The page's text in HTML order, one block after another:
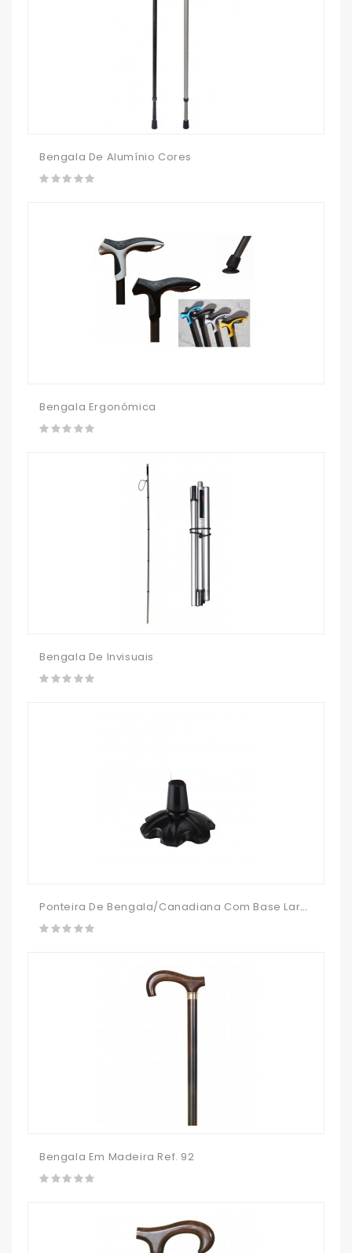
Bengala De Alumínio Cores
Bengala Ergonómica
Bengala De Invisuais
Ponteira De Bengala/canadiana Com Base Larga
Bengala Em Madeira Ref. 92